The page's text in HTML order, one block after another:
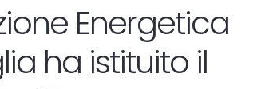
Energetica
ha istituito il